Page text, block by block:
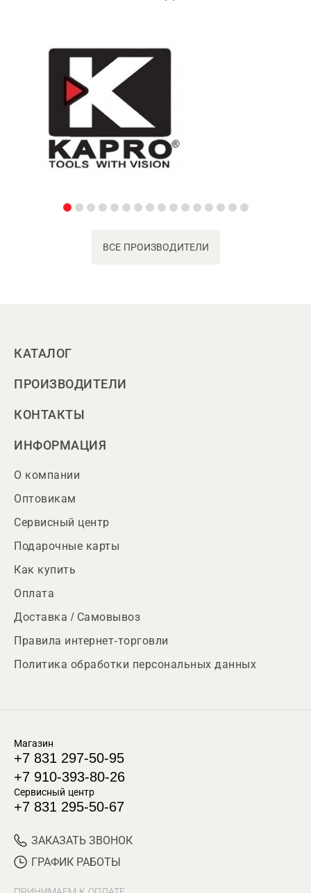
ВСЕ ПРОИЗВОДИТЕЛИ
КАТАЛОГ
ПРОИЗВОДИТЕЛИ
КОНТАКТЫ
ИНФОРМАЦИЯ
О компании
Оптовикам
Сервисный центр
Подарочные карты
Как купить
Оплата
Доставка / Самовывоз
Правила интернет-торговли
Политика обработки персональных данных
Магазин
+7 831 297-50-95
+7 910-393-80-26
Сервисный центр
+7 831 295-50-67
ЗАКАЗАТЬ ЗВОНОК
ГРАФИК РАБОТЫ